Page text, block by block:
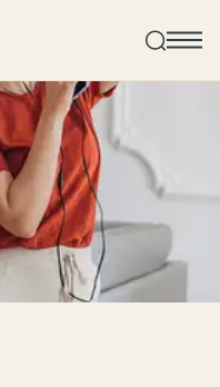
Store oder online!